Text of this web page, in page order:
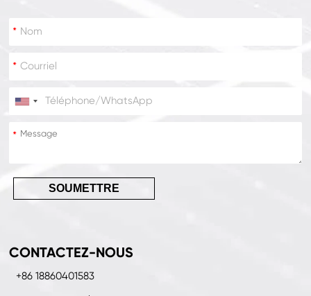
*
*
*
*
SOUMETTRE
CONTACTEZ-NOUS
+86 18860401583